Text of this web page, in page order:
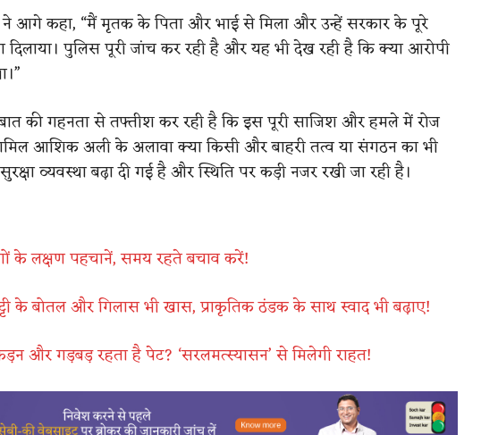
आगे कहा, “मैं मृतक के पिता और भाई से मिला और उन्हें सरकार के पूरे
दिलाया। पुलिस पूरी जांच कर रही है और यह भी देख रही है कि क्या आरोपी
की गहनता से तफ्तीश कर रही है कि इस पूरी साजिश और हमले में रोज
आशिक अली के अलावा क्या किसी और बाहरी तत्व या संगठन का भी
सुरक्षा व्यवस्था बढ़ा दी गई है और स्थिति पर कड़ी नजर रखी जा रही है।
के लक्षण पहचानें, समय रहते बचाव करें!
के बोतल और गिलास भी खास, प्राकृतिक ठंडक के साथ स्वाद भी बढ़ाए!
और गड़बड़ रहता है पेट? ‘सरलमत्स्यासन’ से मिलेगी राहत!